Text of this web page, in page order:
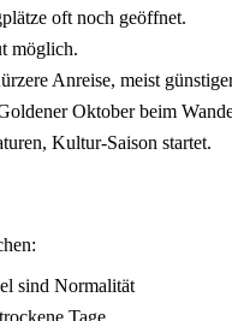
oft noch geöffnet.
möglich.
Anreise, meist
Oktober beim
Kultur-Saison startet.
sind Normalität